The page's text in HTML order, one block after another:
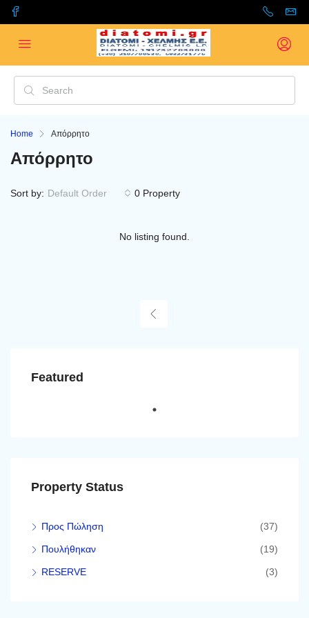
Home Απόρρητο
Απόρρητο
0 Property
Sort by: Default Order
No listing found.
Featured
Property Status
Προς Πώληση (37)
Πουλήθηκαν (19)
RESERVE (3)